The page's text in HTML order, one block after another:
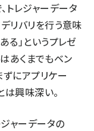
トレジャーデータ
リバリを行う意味
る」というプレゼ
あくまでもベン
にアプリケー
興味深い。
ャーデータの